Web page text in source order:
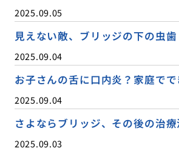
2025.09.05
見えない敵、ブリッジの下の虫歯
2025.09.04
お子さんの舌に口内炎？家庭で
2025.09.04
さよならブリッジ、その後の治療
2025.09.03